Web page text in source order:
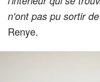
n'ont pas pu sortir
Renye.